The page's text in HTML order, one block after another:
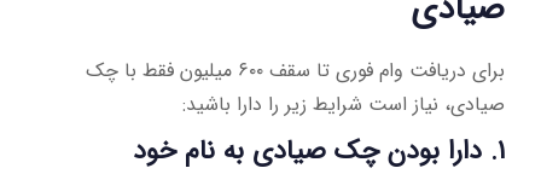
برای دریافت وام فوری تا سقف ۶۰۰ میلیون فقط با چک
صیادی، نیاز است شرایط زیر را دارا باشید:
۱. دارا بودن چک صیادی به نام خود